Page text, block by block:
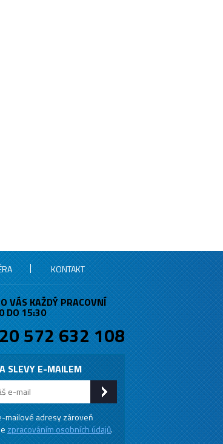
KONTAKT
VÁS KAŽDÝ PRACOVNÍ
DO 15:30
572 632 108
SLEVY E-MAILEM
mailové adresy zároveň
zpracováním osobních údajů.